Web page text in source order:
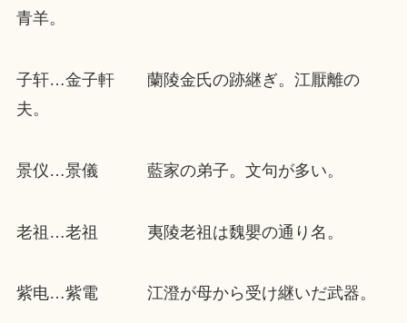
青羊。
子轩…金子軒 蘭陵金氏の跡継ぎ。江厭離の
夫。
景仪…景儀 藍家の弟子。文句が多い。
老祖…老祖 夷陵老祖は魏嬰の通り名。
紫电…紫電 江澄が母から受け継いだ武器。